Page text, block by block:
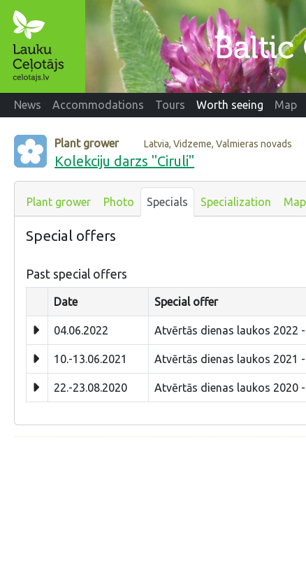
News Accommodations Tours Worth seeing Map
Plant grower Latvia, Vidzeme, Valmieras novads
Kolekciju darzs "Ciruli"
Plant grower Photo Specials Specialization Map
Special offers
Past special offers
Date Special offer
04.06.2022 Atvērtās dienas laukos 2022
10.-13.06.2021 Atvērtās dienas laukos 2021
22.-23.08.2020 Atvērtās dienas laukos 2020